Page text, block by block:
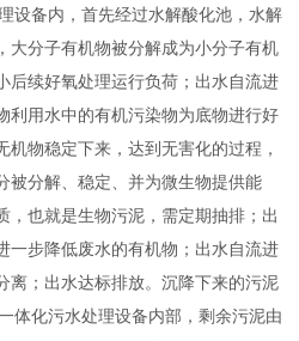
设备内，首先经过水解酸化池，水解
大分子有机物被分解成为小分子有机
后续好氧处理运行负荷；出水自流进
利用水中的有机污染物为底物进行好
物稳定下来，达到无害化的过程，
被分解、稳定、并为微生物提供能
，也就是生物污泥，需定期抽排；出
一步降低废水的有机物；出水自流进
离；出水达标排放。沉降下来的污泥
体化污水处理设备内部，剩余污泥由